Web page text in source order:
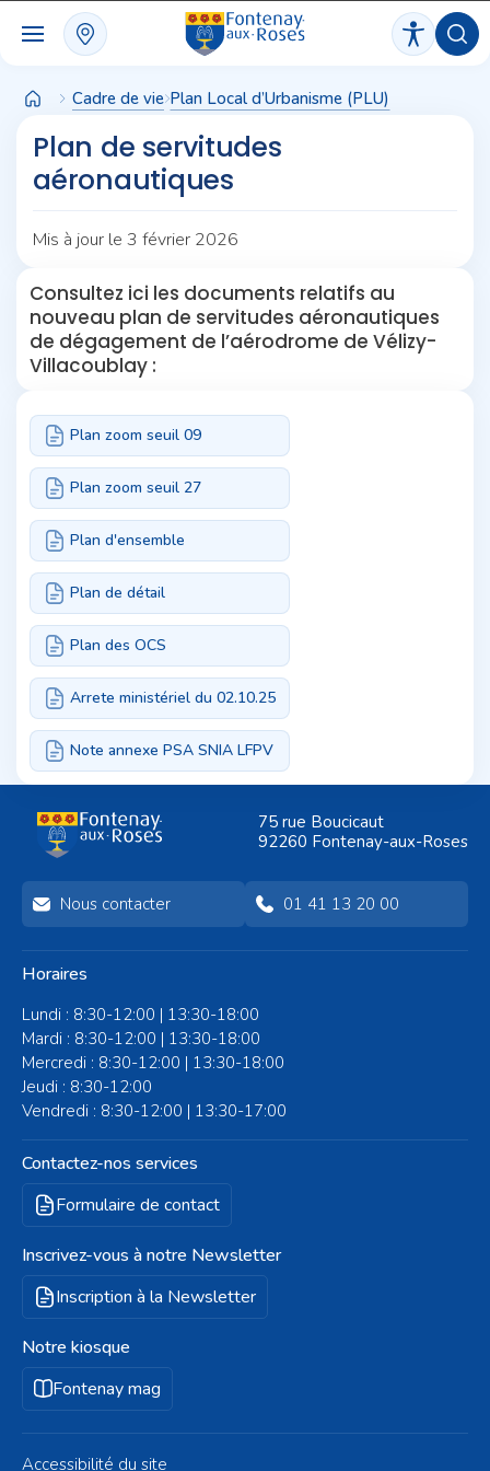
Cadre de vie Plan Local d’Urbanisme (PLU)
Plan de servitudes
aéronautiques
Mis à jour le 3 février 2026
Consultez ici les documents relatifs au
nouveau plan de servitudes aéronautiques
de dégagement de l’aérodrome de Vélizy-
Villacoublay :
Plan zoom seuil 09
Plan zoom seuil 27
Plan d'ensemble
Plan de détail
Plan des OCS
Arrete ministériel du 02.10.25
Note annexe PSA SNIA LFPV
75 rue Boucicaut
92260 Fontenay-aux-Roses
Nous contacter 01 41 13 20 00
Horaires
Lundi : 8:30-12:00 | 13:30-18:00
Mardi : 8:30-12:00 | 13:30-18:00
Mercredi : 8:30-12:00 | 13:30-18:00
Jeudi : 8:30-12:00
Vendredi : 8:30-12:00 | 13:30-17:00
Contactez-nos services
Formulaire de contact
Inscrivez-vous à notre Newsletter
Inscription à la Newsletter
Notre kiosque
Fontenay mag
Accessibilité du site
Panneau de gestion des cookies